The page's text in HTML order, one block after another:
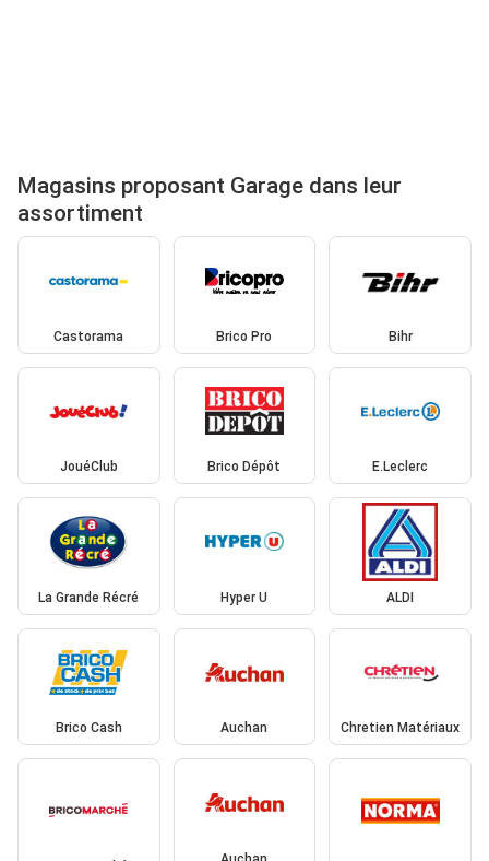
Magasins proposant Garage dans leur
assortiment
Castorama Brico Pro Bihr
JouéClub Brico Dépôt E.Leclerc
La Grande Récré Hyper U ALDI
Brico Cash Auchan Chretien Matériaux